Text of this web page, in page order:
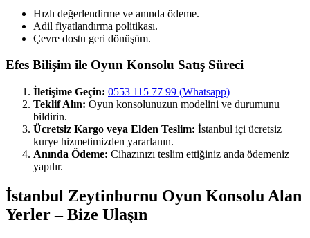
Hızlı değerlendirme ve anında ödeme.
Adil fiyatlandırma politikası.
Çevre dostu geri dönüşüm.
Efes Bilişim ile Oyun Konsolu Satış Süreci
İletişime Geçin: 0553 115 77 99 (Whatsapp)
Teklif Alın: Oyun konsolunuzun modelini ve durumunu
bildirin.
Ücretsiz Kargo veya Elden Teslim: İstanbul içi ücretsiz
kurye hizmetimizden yararlanın.
Anında Ödeme: Cihazınızı teslim ettiğiniz anda ödemeniz
yapılır.
İstanbul Zeytinburnu Oyun Konsolu Alan
Yerler – Bize Ulaşın